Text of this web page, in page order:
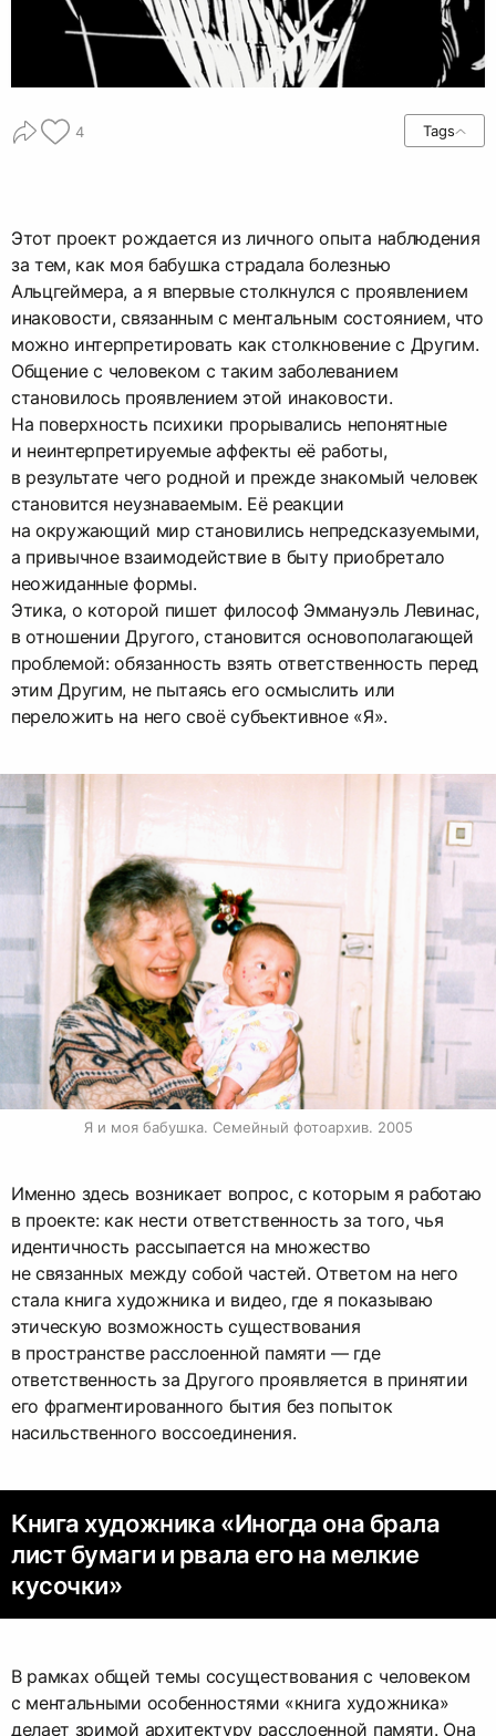
4 Tags
Этот проект рождается из личного опыта наблюдения
за тем, как моя бабушка страдала болезнью
Альцгеймера, а я впервые столкнулся с проявлением
инаковости, связанным с ментальным состоянием, что
можно интерпретировать как столкновение с Другим.
Общение с человеком c таким заболеванием
становилось проявлением этой инаковости.
На поверхность психики прорывались непонятные
и неинтерпретируемые аффекты её работы,
в результате чего родной и прежде знакомый человек
становится неузнаваемым. Её реакции
на окружающий мир становились непредсказуемыми,
а привычное взаимодействие в быту приобретало
неожиданные формы.
Этика, о которой пишет философ Эммануэль Левинас,
в отношении Другого, становится основополагающей
проблемой: обязанность взять ответственность перед
этим Другим, не пытаясь его осмыслить или
переложить на него своё субъективное «Я».
Я и моя бабушка. Семейный фотоархив. 2005
Именно здесь возникает вопрос, с которым я работаю
в проекте: как нести ответственность за того, чья
идентичность рассыпается на множество
не связанных между собой частей. Ответом на него
стала книга художника и видео, где я показываю
этическую возможность существования
в пространстве расслоенной памяти — где
ответственность за Другого проявляется в принятии
его фрагментированного бытия без попыток
насильственного воссоединения.
Книга художника «Иногда она брала
лист бумаги и рвала его на мелкие
кусочки»
В рамках общей темы сосуществования с человеком
с ментальными особенностями «книга художника»
делает зримой архитектуру расслоенной памяти. Она